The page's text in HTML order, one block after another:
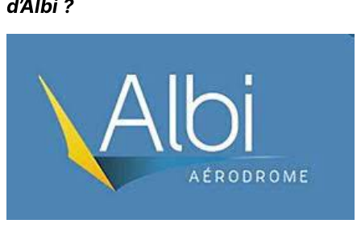
d’Albi ?